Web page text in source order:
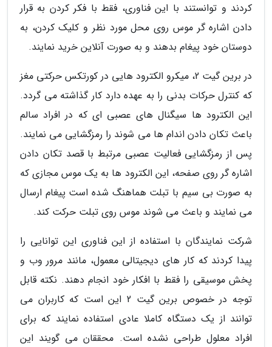
کردند و توانستند با این فناوری، فقط با فکر کردن به قرار
دادن اشاره گر موس روی محل مورد نظر و کلیک کردن، به
دوستان خود پیغام بدهند و به صورت آنلاین خرید نمایند.
در برین گیت 2، میکرو الکترود هایی در کورتکس حرکتی مغز
که کنترل حرکات بدنی را به عهده دارد کار گذاشته می گردد.
این الکترود ها سیگنال های عصبی ای که در افراد سالم
باعث تکان دادن اندام ها می شوند را رمزگشایی می نمایند.
پس از رمزگشایی فعالیت عصبی مرتبط با قصد تکان دادن
اشاره گر روی صفحه، این الکترود ها به یک موس مجازی که
به صورت بی سیم با تبلت هماهنگ شده است پیغام ارسال
می نمایند و باعث می شوند موس روی تبلت حرکت کند.
شرکت نمایندگان با استفاده از این فناوری این توانایی را
پیدا کردند که کار های دیجیتالی معمول، مانند مرور وب و
پخش موسیقی را فقط با افکار خود انجام دهند. نکته قابل
توجه در خصوص برین گیت 2 این است که کاربران می
توانند از یک دستگاه کاملا عادی استفاده نمایند که برای
افراد معلول طراحی نشده است. محققان می گویند این